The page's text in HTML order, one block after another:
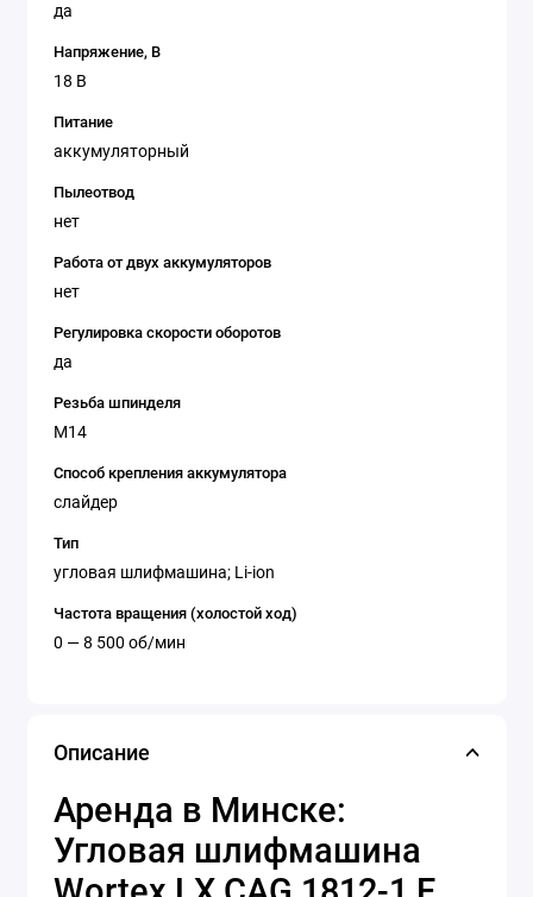
да
Напряжение, В
18 В
Питание
аккумуляторный
Пылеотвод
нет
Работа от двух аккумуляторов
нет
Регулировка скорости оборотов
да
Резьба шпинделя
M14
Способ крепления аккумулятора
слайдер
Тип
угловая шлифмашина; Li-ion
Частота вращения (холостой ход)
0 — 8 500 об/мин
Описание
Аренда в Минске:
Угловая шлифмашина